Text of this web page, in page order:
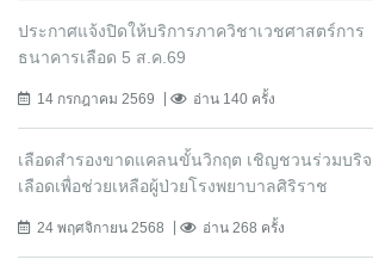
ประกาศแจ้งปิดให้บริการภาควิชาเวชศาสตร์การ
ธนาคารเลือด 5 ส.ค.69
14 กรกฎาคม 2569 อ่าน 140 ครั้ง
เลือดสำรองขาดแคลนขั้นวิกฤต เชิญชวนร่วมบริ
เลือดเพื่อช่วยเหลือผู้ป่วยโรงพยาบาลศิริราช
24 พฤศจิกายน 2568 อ่าน 268 ครั้ง